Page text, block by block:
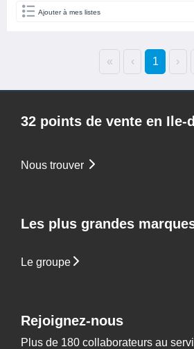
Ajouter à mes listes
« ‹ 1 ›
32 points de vente en Ile-
Nous trouver
Les plus grandes
Le groupe
Rejoignez-nous
Plus de 180 collaborateurs au